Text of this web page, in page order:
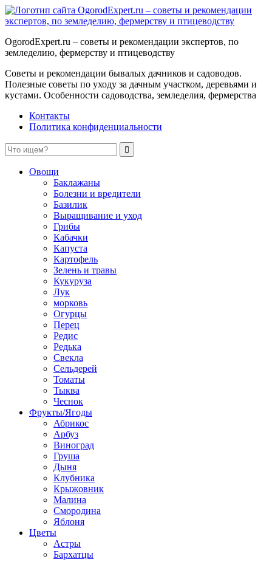
OgorodExpert.ru – cоветы и рекомендации экспертов, по
земледелию, фермерству и птицеводству
Советы и рекомендации бывалых дачников и садоводов.
Полезные советы по уходу за дачным участком, деревьями и
кустами. Особенности садоводства, земледелия, фермерства
Контакты
Политика конфиденциальности
Овощи
Баклажаны
Болезни и вредители
Базилик
Выращивание и уход
Грибы
Кабачки
Капуста
Картофель
Зелень и травы
Кукуруза
Лук
морковь
Огурцы
Перец
Редис
Редька
Свекла
Сельдерей
Томаты
Тыква
Чеснок
Фрукты/Ягоды
Абрикос
Арбуз
Виноград
Груша
Дыня
Клубника
Крыжовник
Малина
Смородина
Яблоня
Цветы
Астры
Бархатцы